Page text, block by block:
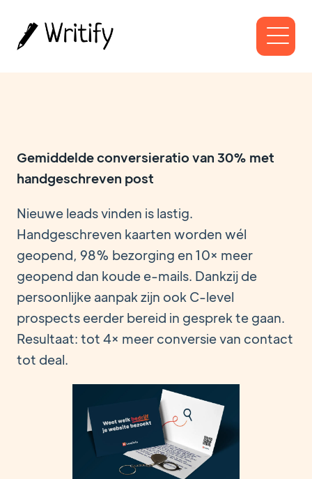
Gemiddelde conversieratio van 30% met
handgeschreven post
Nieuwe leads vinden is lastig.
Handgeschreven kaarten worden wél
geopend, 98% bezorging en 10× meer
geopend dan koude e-mails. Dankzij de
persoonlijke aanpak zijn ook C-level
prospects eerder bereid in gesprek te gaan.
Resultaat: tot 4× meer conversie van contact
tot deal.